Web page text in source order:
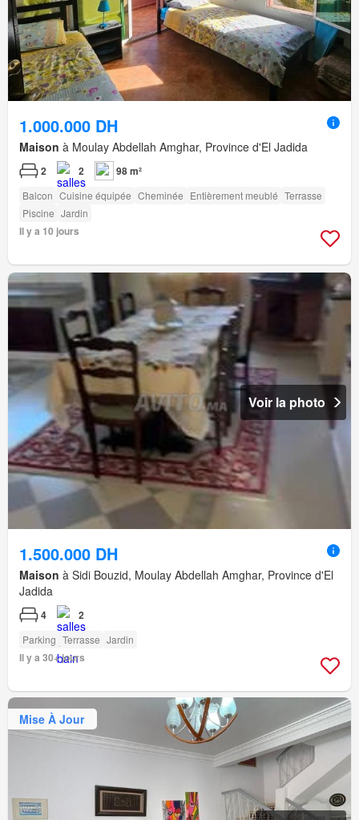
1.000.000 DH
Maison à Moulay Abdellah Amghar, Province d'El Jadida
2 2 98 m²
Balcon Cuisine équipée Cheminée Entièrement meublé Terrasse
Piscine Jardin
Il y a 10 jours
Voir la photo
1.500.000 DH
Maison à Sidi Bouzid, Moulay Abdellah Amghar, Province d'El
Jadida
4 2
Parking Terrasse Jardin
Il y a 30+ jours
Mise À Jour